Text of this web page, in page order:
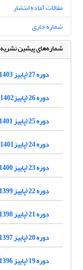
مقالات آماده انتشار
شماره جاری
شماره‌های پیشین نشریه
دوره 27 (پاییز 1403- 1404)
دوره 26 (پاییز1402- 1403)
دوره 25 (پاییز 1401-1402)
دوره 24 (پاییز1401-1400)
دوره 23 (پاییز 1400-1399)
دوره 22 (پاییز 1399-1398)
دوره 21 (پاییز 1398-1397)
دوره 20 (پاییز 1397-1396)
دوره 19 (پاییز 1396-1395)